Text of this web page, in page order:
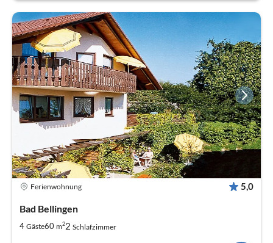
Ferienwohnung 5,0
Bad Bellingen
4 Gäste60 m22 Schlafzimmer